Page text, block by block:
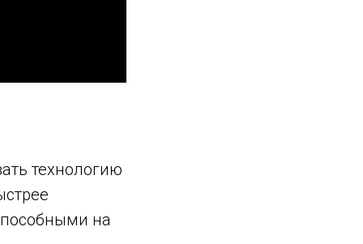
технологию
на